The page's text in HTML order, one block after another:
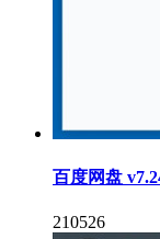
百度网盘
210526